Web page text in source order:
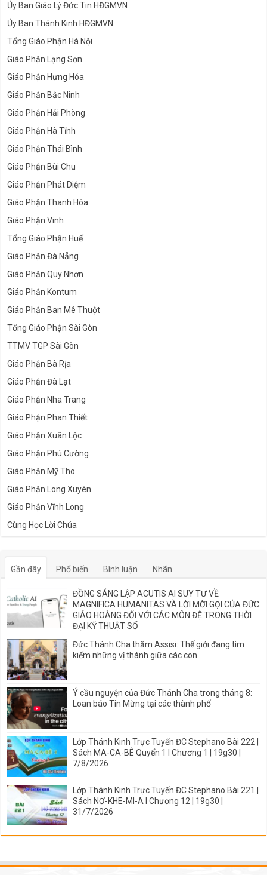
Ủy Ban Giáo Lý Đức Tin HĐGMVN
Ủy Ban Thánh Kinh HĐGMVN
Tổng Giáo Phận Hà Nội
Giáo Phận Lạng Sơn
Giáo Phận Hưng Hóa
Giáo Phận Bắc Ninh
Giáo Phận Hải Phòng
Giáo Phận Hà Tĩnh
Giáo Phận Thái Bình
Giáo Phận Bùi Chu
Giáo Phận Phát Diệm
Giáo Phận Thanh Hóa
Giáo Phận Vinh
Tổng Giáo Phận Huế
Giáo Phận Đà Nẵng
Giáo Phận Quy Nhơn
Giáo Phận Kontum
Giáo Phận Ban Mê Thuột
Tổng Giáo Phận Sài Gòn
TTMV TGP Sài Gòn
Giáo Phận Bà Rịa
Giáo Phận Đà Lạt
Giáo Phận Nha Trang
Giáo Phận Phan Thiết
Giáo Phận Xuân Lộc
Giáo Phận Phú Cường
Giáo Phận Mỹ Tho
Giáo Phận Long Xuyên
Giáo Phận Vĩnh Long
Cùng Học Lời Chúa
Gần đây Phổ biến Bình luận Nhãn
ĐỒNG SÁNG LẬP ACUTIS AI SUY TƯ VỀ
MAGNIFICA HUMANITAS VÀ LỜI MỜI GỌI CỦA ĐỨC
GIÁO HOÀNG ĐỐI VỚI CÁC MÔN ĐỆ TRONG THỜI
ĐẠI KỸ THUẬT SỐ
Đức Thánh Cha thăm Assisi: Thế giới đang tìm
kiếm những vị thánh giữa các con
Ý cầu nguyện của Đức Thánh Cha trong tháng 8:
Loan báo Tin Mừng tại các thành phố
Lớp Thánh Kinh Trực Tuyến ĐC Stephano Bài 222 |
Sách MA-CA-BÊ Quyển 1 I Chương 1 | 19g30 |
7/8/2026
Lớp Thánh Kinh Trực Tuyến ĐC Stephano Bài 221 |
Sách NƠ-KHE-MI-A I Chương 12 | 19g30 |
31/7/2026